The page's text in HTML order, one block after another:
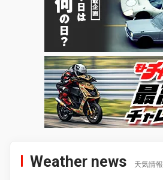
Weather news 天気情報